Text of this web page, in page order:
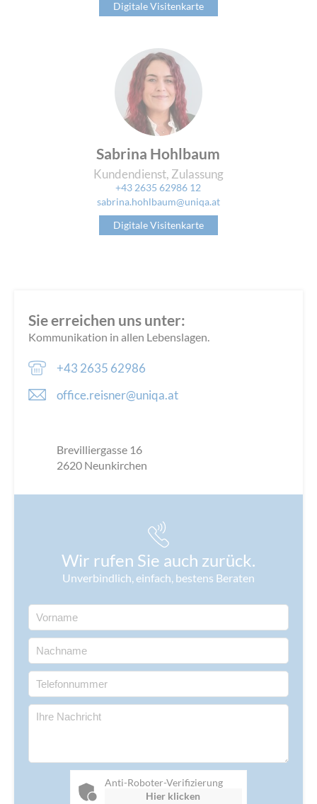
Digitale Visitenkarte
Sabrina Hohlbaum
Kundendienst, Zulassung
+43 2635 62986 12
sabrina.hohlbaum@uniqa.at
Digitale Visitenkarte
Sie erreichen uns unter:
Kommunikation in allen Lebenslagen.
+43 2635 62986
office.reisner@uniqa.at
Brevilliergasse 16
2620 Neunkirchen
Wir rufen Sie auch zurück.
Unverbindlich, einfach, bestens Beraten
Anti-Roboter-Verifizierung
Hier klicken